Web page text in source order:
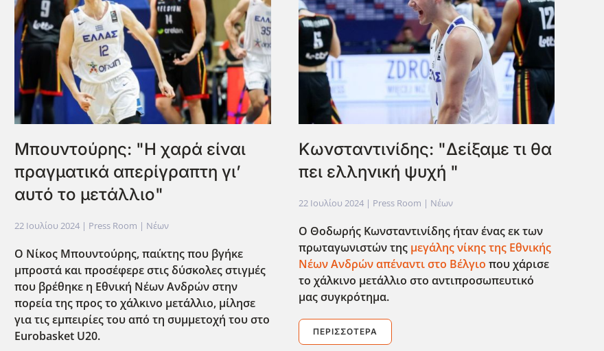
Μπουντούρης: "Η χαρά είναι
πραγματικά απερίγραπτη γι’
αυτό το μετάλλιο"
22 Ιουλίου 2024 | Press Room | Νέων
Ο Νίκος Μπουντούρης, πα΄ικτης που βγήκε
μπροστά και προσέφερε στις δύσκολες στιγμές
που βρέθηκε η Εθνική Νέων Ανδρών στην
πορεία της προς το χάλκινο μετάλλιο, μίλησε
για τις εμπειρίες του από τη συμμετοχή του στο
Eurobasket U20.
Κωνσταντινίδης: "Δείξαμε τι θα
πει ελληνική ψυχή "
22 Ιουλίου 2024| Press Room | Νέων
Ο Θοδωρής Κωνσταντινίδης ήταν ένας εκ των
πρωταγωνιστών της μεγάλης νίκης της Εθνικής
Νέων Ανδρών απέναντι στο Βέλγιο που χάρισε
το χάλκινο μετάλλιο στο αντιπροσωπευτικό
μας συγκρότημα.
ΠΕΡΙΣΣΌΤΕΡΑ